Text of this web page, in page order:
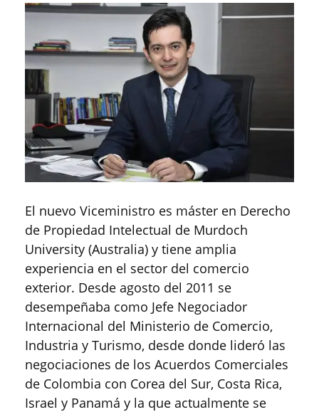
El nuevo Viceministro es máster en Derecho
de Propiedad Intelectual de Murdoch
University (Australia) y tiene amplia
experiencia en el sector del comercio
exterior. Desde agosto del 2011 se
desempeñaba como Jefe Negociador
Internacional del Ministerio de Comercio,
Industria y Turismo, desde donde lideró las
negociaciones de los Acuerdos Comerciales
de Colombia con Corea del Sur, Costa Rica,
Israel y Panamá y la que actualmente se